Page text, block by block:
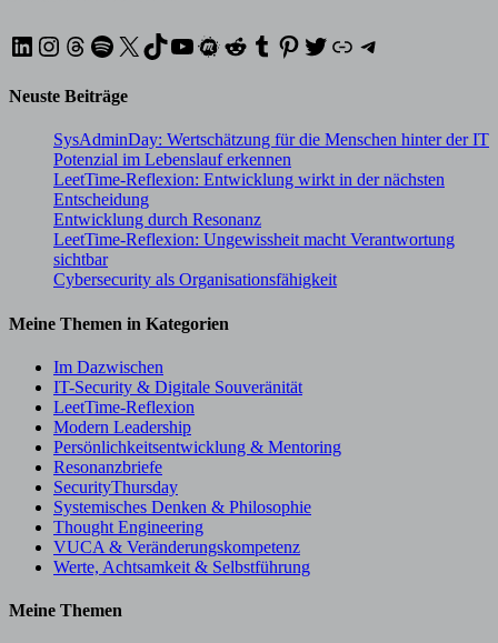
LinkedIn
Instagram
Threads
Spotify
X TikTok
YouTube
Meetup
Reddit
Tumblr
Pinterest
Twitter
XINGTelegram
Neuste Beiträge
SysAdminDay: Wertschätzung für die Menschen hinter der IT
Potenzial im Lebenslauf erkennen
LeetTime-Reflexion: Entwicklung wirkt in der nächsten
Entscheidung
Entwicklung durch Resonanz
LeetTime-Reflexion: Ungewissheit macht Verantwortung
sichtbar
Cybersecurity als Organisationsfähigkeit
Meine Themen in Kategorien
Im Dazwischen
IT-Security & Digitale Souveränität
LeetTime-Reflexion
Modern Leadership
Persönlichkeitsentwicklung & Mentoring
Resonanzbriefe
SecurityThursday
Systemisches Denken & Philosophie
Thought Engineering
VUCA & Veränderungskompetenz
Werte, Achtsamkeit & Selbstführung
Meine Themen